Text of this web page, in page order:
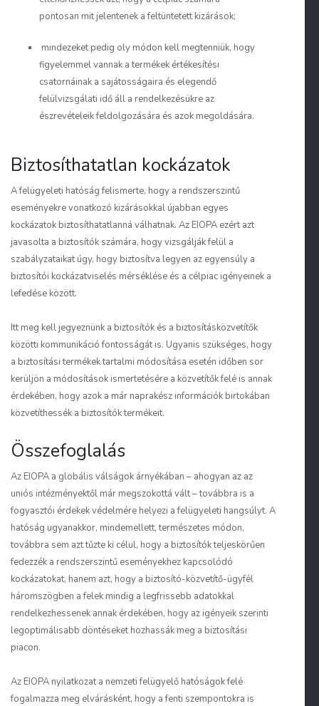
pontosan mit jelentenek a feltüntetett kizárások;
mindezeket pedig oly módon kell megtenniük, hogy
figyelemmel vannak a termékek értékesítési
csatornáinak a sajátosságaira és elegendő
felülvizsgálati idő áll a rendelkezésükre az
észrevételeik feldolgozására és azok megoldására.
Biztosíthatatlan kockázatok
A felügyeleti hatóság felismerte, hogy a rendszerszintű
eseményekre vonatkozó kizárásokkal újabban egyes
kockázatok biztosíthatatlanná válhatnak. Az EIOPA ezért azt
javasolta a biztosítók számára, hogy vizsgálják felül a
szabályzataikat úgy, hogy biztosítva legyen az egyensúly a
biztosítói kockázatviselés mérséklése és a célpiac igényeinek a
lefedése között.
Itt meg kell jegyeznünk a biztosítók és a biztosításközvetítők
közötti kommunikáció fontosságát is. Ugyanis szükséges, hogy
a biztosítási termékek tartalmi módosítása esetén időben sor
kerüljön a módosítások ismertetésére a közvetítők felé is annak
érdekében, hogy azok a már naprakész információk birtokában
közvetíthessék a biztosítók termékeit.
Összefoglalás
Az EIOPA a globális válságok árnyékában – ahogyan az az
uniós intézményektől már megszokottá vált – továbbra is a
fogyasztói érdekek védelmére helyezi a felügyeleti hangsúlyt. A
hatóság ugyanakkor, mindemellett, természetes módon,
továbbra sem azt tűzte ki célul, hogy a biztosítók teljeskörűen
fedezzék a rendszerszintű eseményekhez kapcsolódó
kockázatokat, hanem azt, hogy a biztosító-közvetítő-ügyfél
háromszögben a felek mindig a legfrissebb adatokkal
rendelkezhessenek annak érdekében, hogy az igényeik szerinti
legoptimálisabb döntéseket hozhassák meg a biztosítási
piacon.
Az EIOPA nyilatkozat a nemzeti felügyelő hatóságok felé
fogalmazza meg elvárásként, hogy a fenti szempontokra is